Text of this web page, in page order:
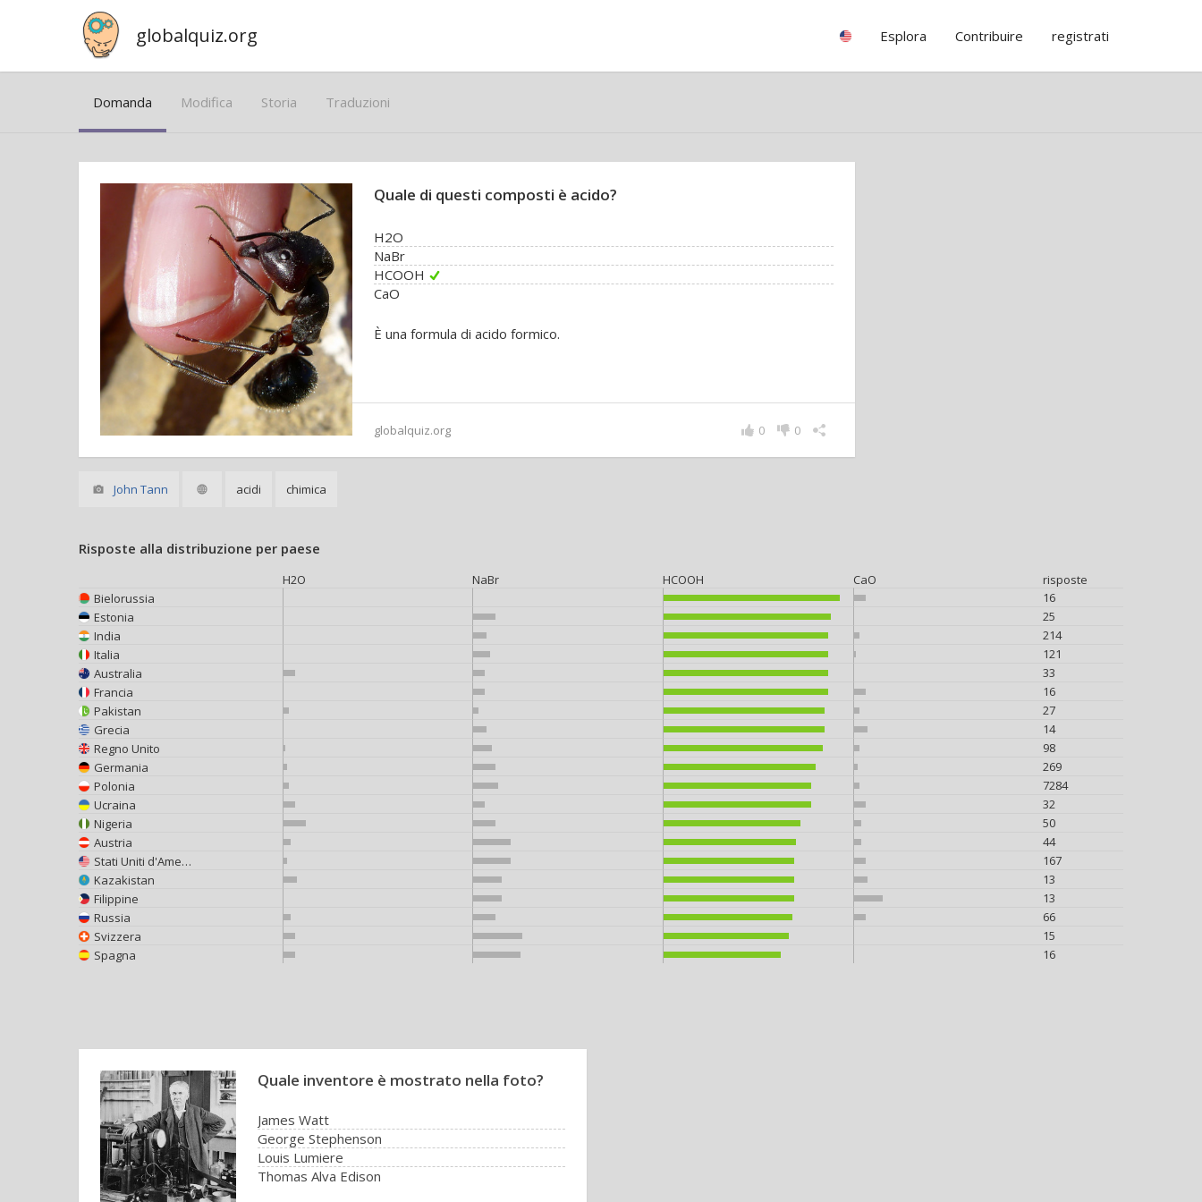
globalquiz.org Esplora Contribuire registrati
Domanda Modifica Storia Traduzioni
Quale di questi composti è acido?
H2O
NaBr
HCOOH
CaO
È una formula di acido formico.
globalquiz.org 0
0
John Tann acidi chimica
Risposte alla distribuzione per paese
H2O NaBr HCOOH CaO
risposte
Bielorussia
16
Estonia
25
India
214
Italia
121
Australia
33
Francia
16
Pakistan
27
Grecia
14
Regno Unito
98
Germania
269
Polonia
7284
Ucraina
32
Nigeria
50
Austria
44
Stati Uniti d'America
167
Kazakistan
13
Filippine
13
Russia
66
Svizzera
15
Spagna
16
Quale inventore è mostrato nella foto?
James Watt
George Stephenson
Louis Lumiere
Thomas Alva Edison